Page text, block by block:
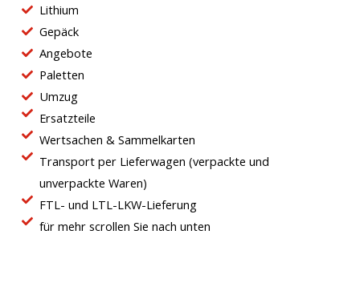
Lithium
Gepäck
Angebote
Paletten
Umzug
Ersatzteile
Wertsachen & Sammelkarten
Transport per Lieferwagen (verpackte und
unverpackte Waren)
FTL- und LTL-LKW-Lieferung
für mehr scrollen Sie nach unten